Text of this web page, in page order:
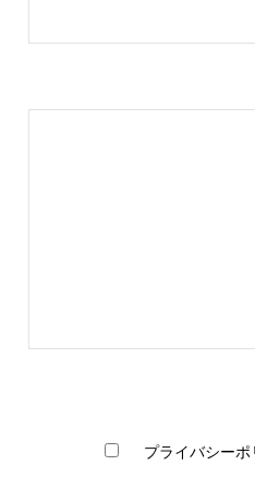
プライバシーポ